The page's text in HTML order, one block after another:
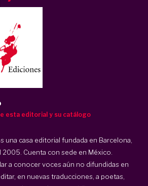
esta editorial y su catálogo
una casa editorial fundada en Barcelona,
2005. Cuenta con sede en México.
a conocer voces aún no difundidas en
en nuevas traducciones, a poetas,